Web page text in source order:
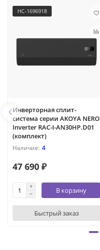
НС-1696918
Инверторная сплит-
система серии AKOYA NERO
Inverter RAC-I-AN30HP.D01
(комплект)
4
47 690 ₽
В корзину
Быстрый заказ